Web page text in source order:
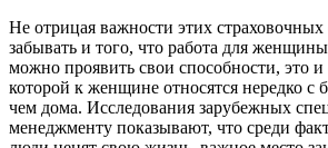
Не отрицая важности этих страховочных
забывать и того, что работа для
можно проявить свои способности, это
которой к женщине относятся неред­ко с
чем дома. Исследования зару­бежных
менеджменту показывают, что среди